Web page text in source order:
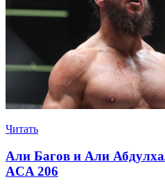
Читать
Али Багов и Али
ACA 206